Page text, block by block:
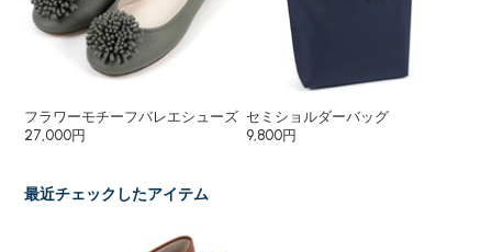
フラワーモチーフバレエシューズ
27,000円
セミショルダーバッグ
9,800円
最近チェックしたアイテム